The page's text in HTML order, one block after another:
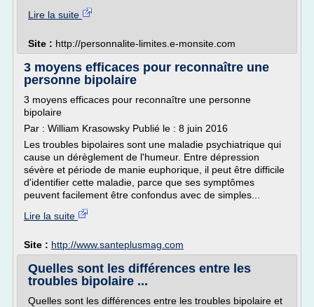
Lire la suite
Site : http://personnalite-limites.e-monsite.com
3 moyens efficaces pour reconnaître une
personne bipolaire
3 moyens efficaces pour reconnaître une personne
bipolaire
Par : William Krasowsky Publié le : 8 juin 2016
Les troubles bipolaires sont une maladie psychiatrique qui
cause un dérèglement de l'humeur. Entre dépression
sévère et période de manie euphorique, il peut être difficile
d'identifier cette maladie, parce que ses symptômes
peuvent facilement être confondus avec de simples...
Lire la suite
Site : http://www.santeplusmag.com
Quelles sont les différences entre les
troubles bipolaire ...
Quelles sont les différences entre les troubles bipolaire et